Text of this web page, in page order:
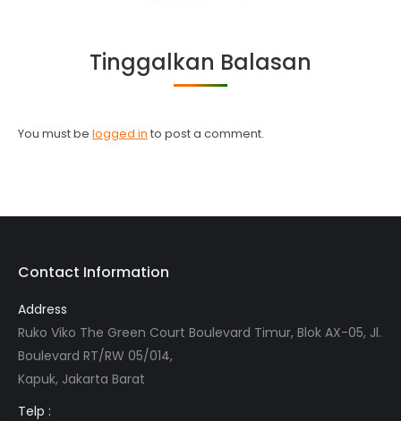
Tinggalkan Balasan
You must be logged in to post a comment.
Contact Information
Address
Ruko Viko The Green Court Boulevard Timur, Blok AX-05, Jl.
Boulevard RT/RW 05/014,
Kapuk, Jakarta Barat
Telp :